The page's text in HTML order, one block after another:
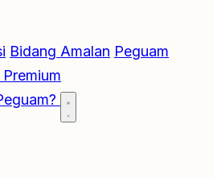
Bidang Amalan Peguam